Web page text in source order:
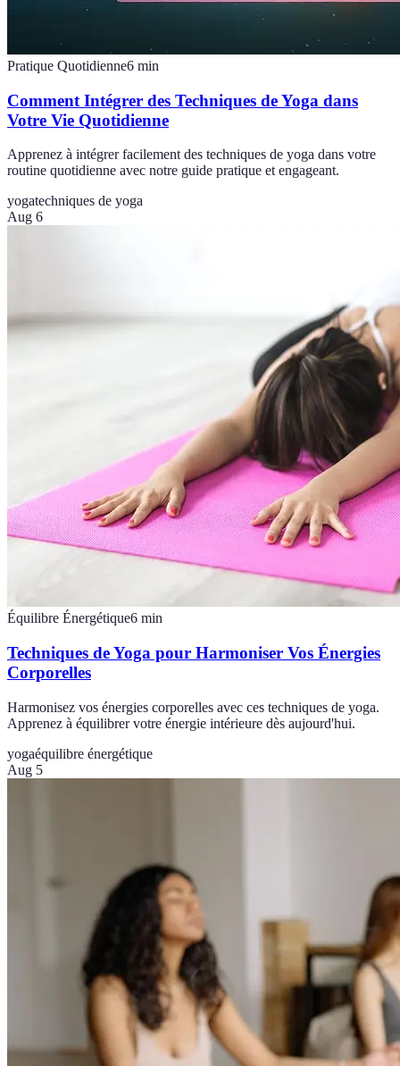
Pratique Quotidienne6 min
Comment Intégrer des Techniques de Yoga dans
Votre Vie Quotidienne
Apprenez à intégrer facilement des techniques de yoga dans votre
routine quotidienne avec notre guide pratique et engageant.
yogatechniques de yoga
Aug 6
Équilibre Énergétique6 min
Techniques de Yoga pour Harmoniser Vos Énergies
Corporelles
Harmonisez vos énergies corporelles avec ces techniques de yoga.
Apprenez à équilibrer votre énergie intérieure dès aujourd'hui.
yogaéquilibre énergétique
Aug 5